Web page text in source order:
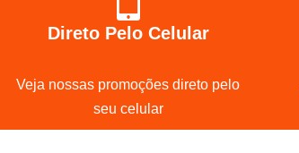
Direto Pelo Celular
Veja nossas promoções direto pelo
seu celular